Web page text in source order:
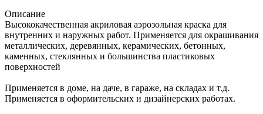
Описание
Высококачественная акриловая аэрозольная краска для
внутренних и наружных работ. Применяется для окрашивания
металлических, деревянных, керамических, бетонных,
каменных, стеклянных и большинства пластиковых
поверхностей
Применяется в доме, на даче, в гараже, на складах и т.д.
Применяется в оформительских и дизайнерских работах.